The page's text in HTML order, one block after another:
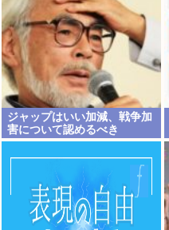
ジャップはいい加減、戦争加
害について認めるべき